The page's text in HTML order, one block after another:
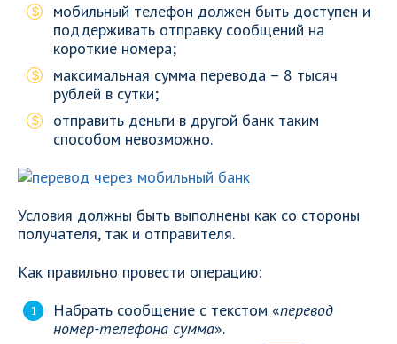
мобильный телефон должен быть доступен и
поддерживать отправку сообщений на
короткие номера;
максимальная сумма перевода – 8 тысяч
рублей в сутки;
отправить деньги в другой банк таким
способом невозможно.
Условия должны быть выполнены как со стороны
получателя, так и отправителя.
Как правильно провести операцию:
Набрать сообщение с текстом «перевод
номер-телефона сумма».